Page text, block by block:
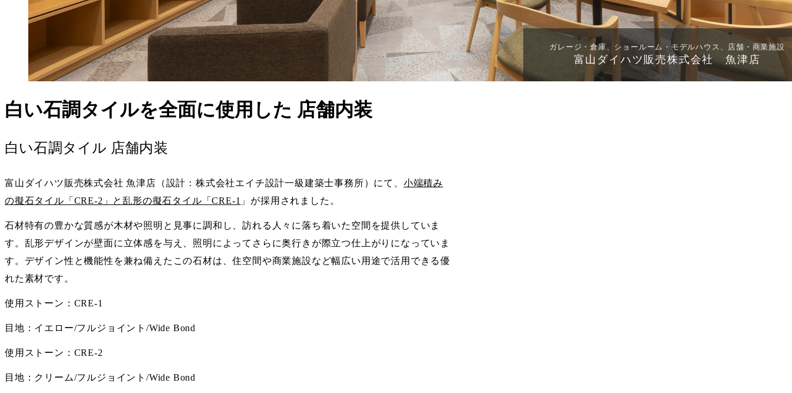
ガレージ・倉庫、ショールーム・モデルハウス、店舗・商業施設
富山ダイハツ販売株式会社 魚津店
白い石調タイルを全面に使用した 店舗内装
白い石調タイル 店舗内装
富山ダイハツ販売株式会社 魚津店（設計：株式会社エイチ設計一級建築士事務所）にて、 小端積み
の擬石タイル「CRE-2」と乱形の擬石タイル「CRE-1 」が採用されました。
石材特有の豊かな質感が木材や照明と見事に調和し、訪れる人々に落ち着いた空間を提供していま
す。乱形デザインが壁面に立体感を与え、照明によってさらに奥行きが際立つ仕上がりになっていま
す。デザイン性と機能性を兼ね備えたこの石材は、住空間や商業施設など幅広い用途で活用できる優
れた素材です。
使用ストーン：CRE-1
目地：イエロー/フルジョイント/Wide Bond
使用ストーン：CRE-2
目地：クリーム/フルジョイント/Wide Bond